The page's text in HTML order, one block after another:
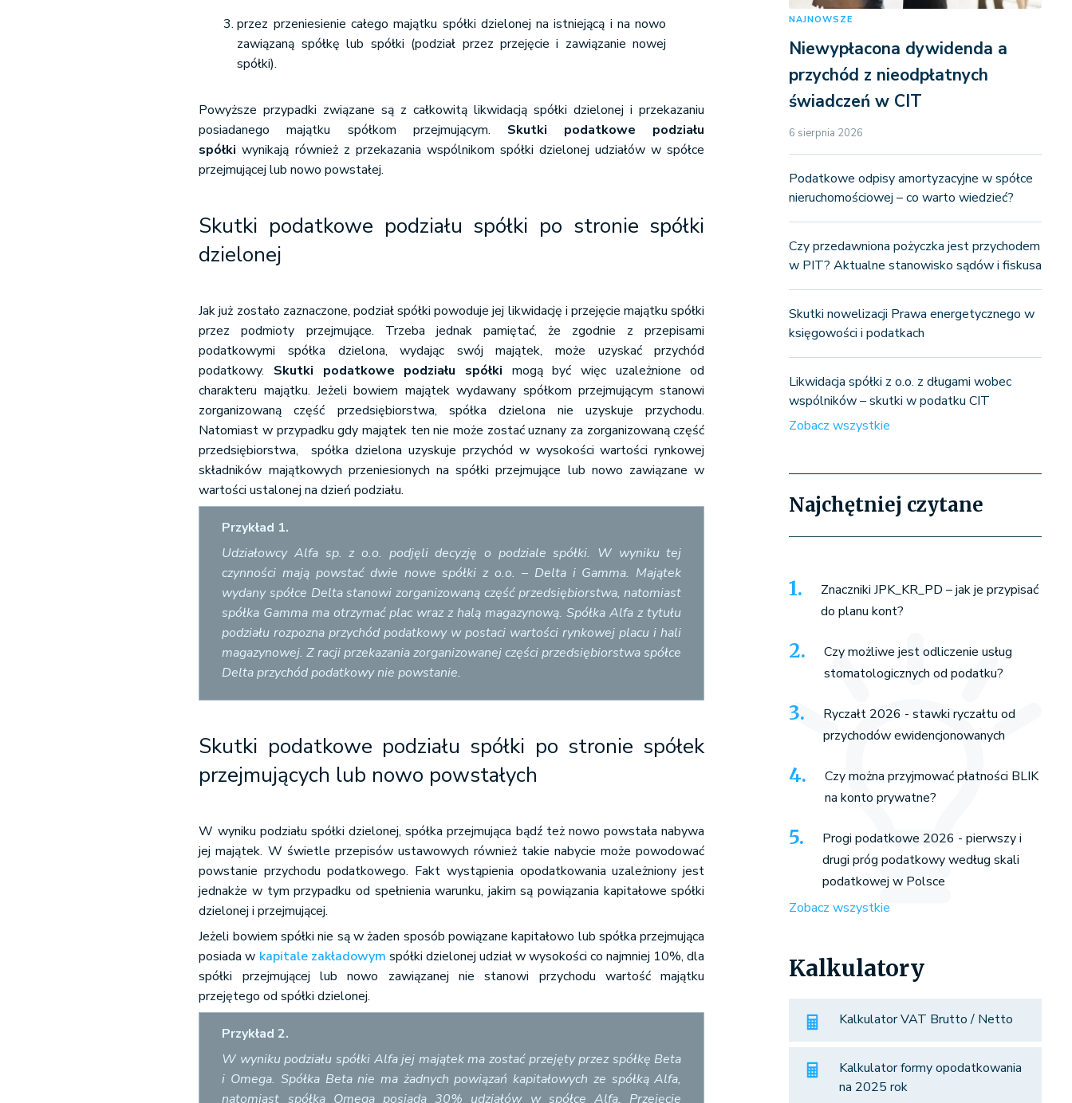
przez przeniesienie całego majątku spółki dzielonej na istniejącą i na nowo
zawiązaną spółkę lub spółki (podział przez przejęcie i zawiązanie nowej
spółki).
Powyższe przypadki związane są z całkowitą likwidacją spółki dzielonej i przekazaniu
posiadanego majątku spółkom przejmującym. Skutki podatkowe podziału
spółki wynikają również z przekazania wspólnikom spółki dzielonej udziałów w spółce
przejmującej lub nowo powstałej.
Skutki podatkowe podziału spółki po stronie spółki
dzielonej
Jak już zostało zaznaczone, podział spółki powoduje jej likwidację i przejęcie majątku spółki
przez podmioty przejmujące. Trzeba jednak pamiętać, że zgodnie z przepisami
podatkowymi spółka dzielona, wydając swój majątek, może uzyskać przychód
podatkowy. Skutki podatkowe podziału spółki mogą być więc uzależnione od
charakteru majątku. Jeżeli bowiem majątek wydawany spółkom przejmującym stanowi
zorganizowaną część przedsiębiorstwa, spółka dzielona nie uzyskuje przychodu.
Natomiast w przypadku gdy majątek ten nie może zostać uznany za zorganizowaną część
przedsiębiorstwa, spółka dzielona uzyskuje przychód w wysokości wartości rynkowej
składników majątkowych przeniesionych na spółki przejmujące lub nowo zawiązane w
wartości ustalonej na dzień podziału.
Przykład 1.
Udziałowcy Alfa sp. z o.o. podjęli decyzję o podziale spółki. W wyniku tej
czynności mają powstać dwie nowe spółki z o.o. – Delta i Gamma. Majątek
wydany spółce Delta stanowi zorganizowaną część przedsiębiorstwa, natomiast
spółka Gamma ma otrzymać plac wraz z halą magazynową. Spółka Alfa z tytułu
podziału rozpozna przychód podatkowy w postaci wartości rynkowej placu i hali
magazynowej. Z racji przekazania zorganizowanej części przedsiębiorstwa spółce
Delta przychód podatkowy nie powstanie.
Skutki podatkowe podziału spółki po stronie spółek
przejmujących lub nowo powstałych
W wyniku podziału spółki dzielonej, spółka przejmująca bądź też nowo powstała nabywa
jej majątek. W świetle przepisów ustawowych również takie nabycie może powodować
powstanie przychodu podatkowego. Fakt wystąpienia opodatkowania uzależniony jest
jednakże w tym przypadku od spełnienia warunku, jakim są powiązania kapitałowe spółki
dzielonej i przejmującej.
Jeżeli bowiem spółki nie są w żaden sposób powiązane kapitałowo lub spółka przejmująca
posiada w kapitale zakładowym spółki dzielonej udział w wysokości co najmniej 10%, dla
spółki przejmującej lub nowo zawiązanej nie stanowi przychodu wartość majątku
przejętego od spółki dzielonej.
Przykład 2.
W wyniku podziału spółki Alfa jej majątek ma zostać przejęty przez spółkę Beta
i Omega. Spółka Beta nie ma żadnych powiązań kapitałowych ze spółką Alfa,
natomiast spółka Omega posiada 30% udziałów w spółce Alfa. Przejęcie
NAJNOWSZE
Niewypłacona dywidenda a
przychód z nieodpłatnych
świadczeń w CIT
6 sierpnia 2026
Podatkowe odpisy amortyzacyjne w spółce
nieruchomościowej – co warto wiedzieć?
Czy przedawniona pożyczka jest przychodem
w PIT? Aktualne stanowisko sądów i fiskusa
Skutki nowelizacji Prawa energetycznego w
księgowości i podatkach
Likwidacja spółki z o.o. z długami wobec
wspólników – skutki w podatku CIT
Zobacz wszystkie
Najchętniej czytane
Znaczniki JPK_KR_PD – jak je przypisać
do planu kont?
Czy możliwe jest odliczenie usług
stomatologicznych od podatku?
Ryczałt 2026 - stawki ryczałtu od
przychodów ewidencjonowanych
Czy można przyjmować płatności BLIK
na konto prywatne?
Progi podatkowe 2026 - pierwszy i
drugi próg podatkowy według skali
podatkowej w Polsce
Zobacz wszystkie
Kalkulatory
Kalkulator VAT Brutto / Netto
Kalkulator formy opodatkowania
na 2025 rok